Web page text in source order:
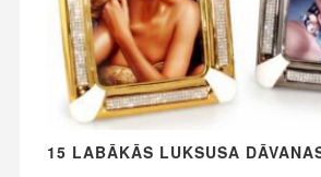
15 LABĀKĀS LUKSUSA